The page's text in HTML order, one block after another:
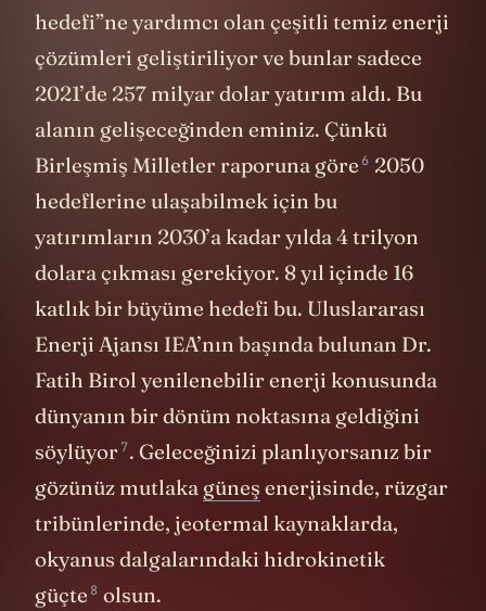
hedefi”ne yardımcı olan çeşitli temiz enerji
çözümleri geliştiriliyor ve bunlar sadece
2021’de 257 milyar dolar yatırım aldı. Bu
alanın gelişeceğinden eminiz. Çünkü
Birleşmiş Milletler raporuna göre 6 2050
hedeflerine ulaşabilmek için bu
yatırımların 2030’a kadar yılda 4 trilyon
dolara çıkması gerekiyor. 8 yıl içinde 16
katlık bir büyüme hedefi bu. Uluslararası
Enerji Ajansı IEA’nın başında bulunan Dr.
Fatih Birol yenilenebilir enerji konusunda
dünyanın bir dönüm noktasına geldiğini
söylüyor7. Geleceğinizi planlıyorsanız bir
gözünüz mutlaka güneş enerjisinde, rüzgar
tribünlerinde, jeotermal kaynaklarda,
okyanus dalgalarındaki hidrokinetik
güçte 8 olsun.